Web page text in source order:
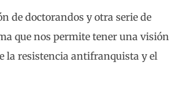
de doctorandos y otra serie de
que nos permite tener una visión
la resistencia antifranquista y el